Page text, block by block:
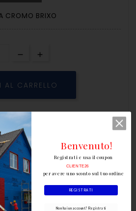
CROMO BRIXO
CARRELLO
REGISTRATI
Non hai un account? Registrati
Registrati e usa il coupon
per avere uno sconto sul tuo ordine
CLIENTE26
Benvenuto!